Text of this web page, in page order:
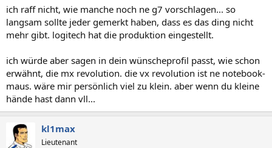
ich raff nicht, wie manche noch ne g7 vorschlagen... so
langsam sollte jeder gemerkt haben, dass es das ding nicht
mehr gibt. logitech hat die produktion eingestellt.
ich würde aber sagen in dein wünscheprofil passt, wie schon
erwähnt, die mx revolution. die vx revolution ist ne notebook-
maus. wäre mir persönlich viel zu klein. aber wenn du kleine
hände hast dann vll...
kl1max
Lieutenant